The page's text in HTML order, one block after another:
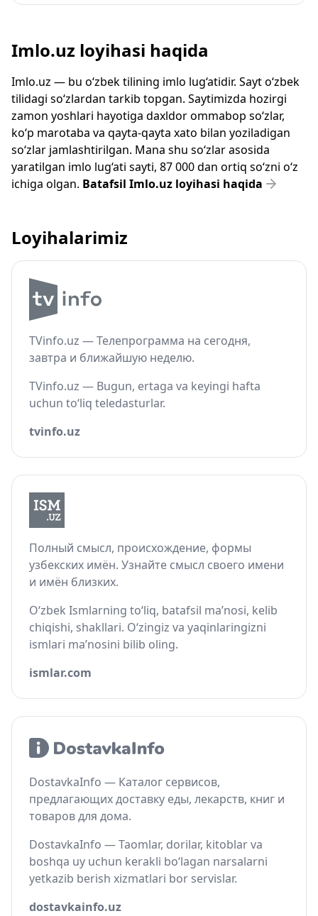
Imlo.uz loyihasi haqida
Imlo.uz — bu o‘zbek tilining imlo lug‘atidir. Sayt o‘zbek
tilidagi so‘zlardan tarkib topgan. Saytimizda hozirgi
zamon yoshlari hayotiga daxldor ommabop so‘zlar,
ko‘p marotaba va qayta-qayta xato bilan yoziladigan
so‘zlar jamlashtirilgan. Mana shu so‘zlar asosida
yaratilgan imlo lug‘ati sayti, 87 000 dan ortiq so‘zni o‘z
ichiga olgan. Batafsil Imlo.uz loyihasi haqida
Loyihalarimiz
TVinfo.uz — Телепрограмма на сегодня,
завтра и ближайшую неделю.
TVinfo.uz — Bugun, ertaga va keyingi hafta
uchun to‘liq teledasturlar.
tvinfo.uz
Полный смысл, происхождение, формы
узбекских имён. Узнайте смысл своего имени
и имён близких.
O‘zbek Ismlarning to‘liq, batafsil ma’nosi, kelib
chiqishi, shakllari. O‘zingiz va yaqinlaringizni
ismlari ma’nosini bilib oling.
ismlar.com
DostavkaInfo — Каталог сервисов,
предлагающих доставку еды, лекарств, книг и
товаров для дома.
DostavkaInfo — Taomlar, dorilar, kitoblar va
boshqa uy uchun kerakli bo‘lagan narsalarni
yetkazib berish xizmatlari bor servislar.
dostavkainfo.uz